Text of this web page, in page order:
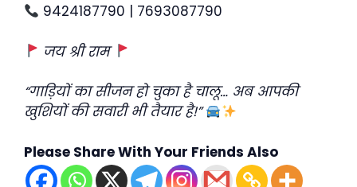
9424187790 | 7693087790
जय श्री राम
“गाड़ियों का सीजन हो चुका है चालू… अब आपकी
खुशियों की सवारी भी तैयार है!”
Please Share With Your Friends Also